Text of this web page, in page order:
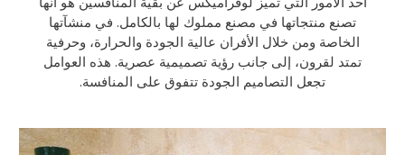
تصنع منتجاتها في مصنع مملوك لها بالكامل. في منشآتها
الخاصة ومن خلال الأفران عالية الجودة والحرارة، وحرفية
تمتد لقرون، إلى جانب رؤية تصميمية عصرية. هذه العوامل
تجعل التصاميم الجودة تتفوق على المنافسة.